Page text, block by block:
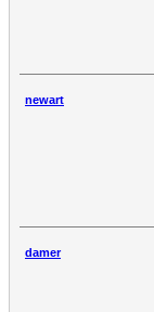
newart
damer